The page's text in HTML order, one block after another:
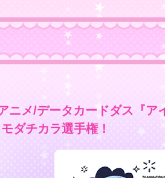
ニメ/データカードダス『
ダチカラ選手権！